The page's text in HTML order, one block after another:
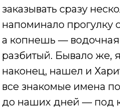
заказывать сразу
напоминало прогулку
а копнешь — водочная
разбитый. Бывало же,
наконец, нашел и
все знакомые имена
до наших дней — под